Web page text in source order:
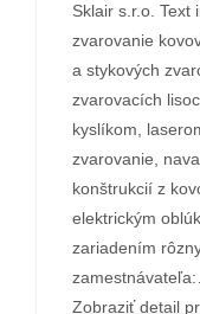
Sklair s.r.o. Text
zvarovanie
a stykových
zvarovacích
kyslíkom,
zvarovanie,
konštrukcií z
elektrickým
zariadením
Zobraziť detail